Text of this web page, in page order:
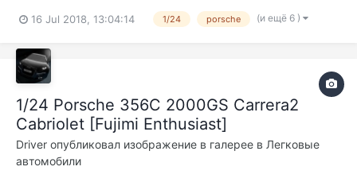
16 Jul 2018, 13:04:14 1/24 porsche (и ещё 6 )
1/24 Porsche 356C 2000GS Carrera2
Cabriolet [Fujimi Enthusiast]
Driver опубликовал изображение в галерее в Легковые
автомобили